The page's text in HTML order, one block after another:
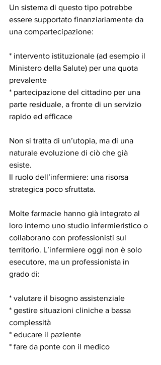
Un sistema di questo tipo potrebbe
essere supportato finanziariamente da
una compartecipazione:
* intervento istituzionale (ad esempio il
Ministero della Salute) per una quota
prevalente
* partecipazione del cittadino per una
parte residuale, a fronte di un servizio
rapido ed efficace
Non si tratta di un’utopia, ma di una
naturale evoluzione di ciò che già
esiste.
Il ruolo dell’infermiere: una risorsa
strategica poco sfruttata.
Molte farmacie hanno già integrato al
loro interno uno studio infermieristico o
collaborano con professionisti sul
territorio. L’infermiere oggi non è solo
esecutore, ma un professionista in
grado di:
* valutare il bisogno assistenziale
* gestire situazioni cliniche a bassa
complessità
* educare il paziente
* fare da ponte con il medico